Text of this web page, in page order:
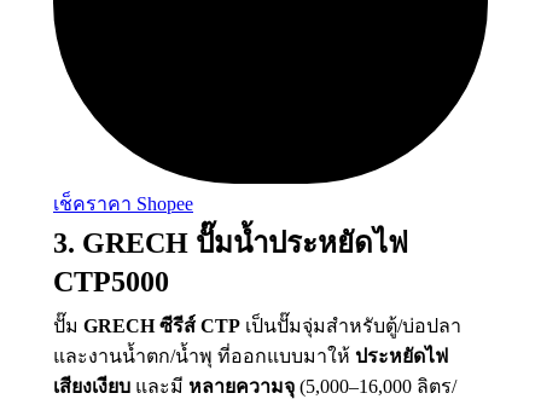
เช็คราคา Shopee
3. GRECH ปั๊มน้ำประหยัดไฟ
CTP5000
ปั๊ม GRECH ซีรีส์ CTP เป็นปั๊มจุ่มสำหรับตู้/บ่อปลา
และงานน้ำตก/น้ำพุ ที่ออกแบบมาให้ ประหยัดไฟ
เสียงเงียบ และมี หลายความจุ (5,000–16,000 ลิตร/